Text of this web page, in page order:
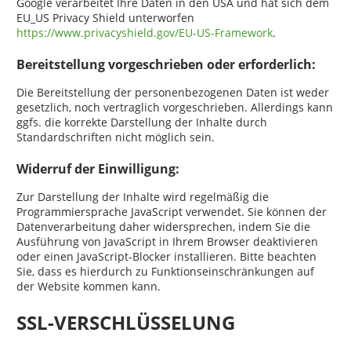
EU_US Privacy Shield unterworfen
https://www.privacyshield.gov/EU-US-Framework.
Bereitstellung vorgeschrieben oder erforderlich:
Die Bereitstellung der personenbezogenen Daten ist weder
gesetzlich, noch vertraglich vorgeschrieben. Allerdings kann
ggfs. die korrekte Darstellung der Inhalte durch
Standardschriften nicht möglich sein.
Widerruf der Einwilligung:
Zur Darstellung der Inhalte wird regelmäßig die
Programmiersprache JavaScript verwendet. Sie können der
Datenverarbeitung daher widersprechen, indem Sie die
Ausführung von JavaScript in Ihrem Browser deaktivieren
oder einen JavaScript-Blocker installieren. Bitte beachten
Sie, dass es hierdurch zu Funktionseinschränkungen auf
der Website kommen kann.
SSL-VERSCHLÜSSELUNG